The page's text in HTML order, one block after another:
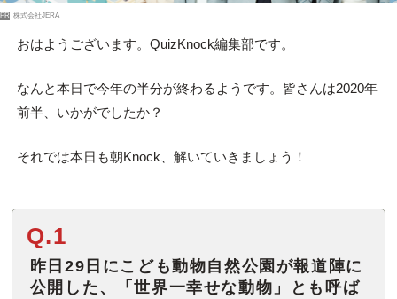
PR 株式会社JERA
おはようございます。QuizKnock編集部です。
なんと本日で今年の半分が終わるようです。皆さんは2020年
前半、いかがでしたか？
それでは本日も朝Knock、解いていきましょう！
Q.1
昨日29日にこども動物自然公園が報道陣に
公開した、「世界一幸せな動物」とも呼ば